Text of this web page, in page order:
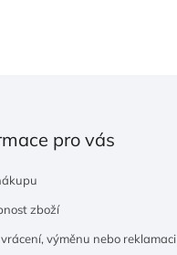
pro vás
zboží
vrácení, výměnu nebo reklamaci